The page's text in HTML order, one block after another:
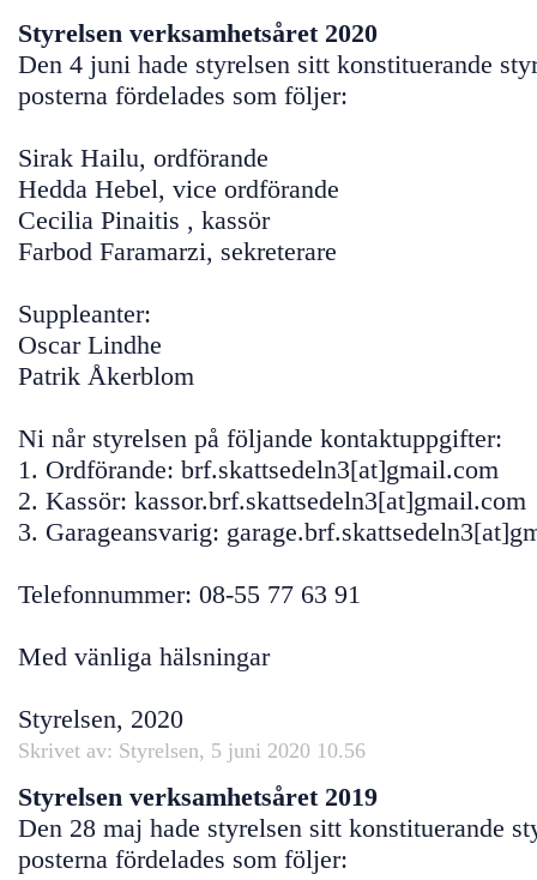
Styrelsen verksamhetsåret 2020
Den 4 juni hade styrelsen sitt konstituerande
posterna fördelades som följer:
Sirak Hailu, ordförande
Hedda Hebel, vice ordförande
Cecilia Pinaitis , kassör
Farbod Faramarzi, sekreterare
Suppleanter:
Oscar Lindhe
Patrik Åkerblom
Ni når styrelsen på följande kontaktuppgifter:
1. Ordförande: brf.skattsedeln3[at]gmail.com
2. Kassör: kassor.brf.skattsedeln3[at]gmail.com
3. Garageansvarig:
Telefonnummer: 08-55 77 63 91
Med vänliga hälsningar
Styrelsen, 2020
Skrivet av: Styrelsen, 5 juni 2020 10.56
Styrelsen verksamhetsåret 2019
Den 28 maj hade styrelsen sitt konstituerande
posterna fördelades som följer: